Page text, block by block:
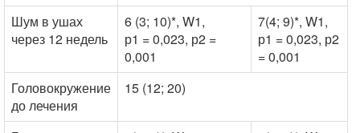
Шум в ушах
через 12 недель
6 (3; 10)*, W1,
р1 = 0,023, р2 =
0,001
7(4; 9)*, W1,
р1 = 0,023, р2
= 0,001
Головокружение
до лечения
15 (12; 20)